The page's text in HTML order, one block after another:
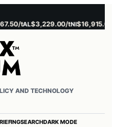
tAL$3,229.00/tNI$16,915.00/t
AND TECHNOLOGY
SEARCHDARK MODE